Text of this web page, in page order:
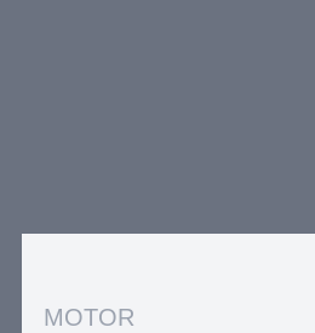
MOTOR